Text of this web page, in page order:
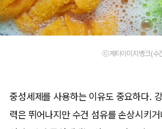
ⓒ게티이미지뱅크(수
중성세제를 사용하는 이유도 중요하다.
력은 뛰어나지만 수건 섬유를 손상시키